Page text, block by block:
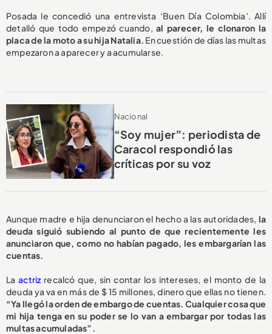
Posada le concedió una entrevista ‘Buen Día Colombia’. Allí
detalló que todo empezó cuando, al parecer, le clonaron la
placa de la moto a su hija Natalia. En cuestión de días las multas
empezaron a aparecer y a acumularse.
Nacional
“Soy mujer”: periodista de
Caracol respondió las
críticas por su voz
Aunque madre e hija denunciaron el hecho a las autoridades, la
deuda siguió subiendo al punto de que recientemente les
anunciaron que, como no habían pagado, les embargarían las
cuentas.
Laactriz recalcó que, sin contar los intereses, el monto de la
deuda ya va en más de $ 15 millones, dinero que ellas no tienen.
“Ya llegó la orden de embargo de cuentas. Cualquier cosa que
mi hija tenga en su poder se lo van a embargar por todas las
multas acumuladas”.